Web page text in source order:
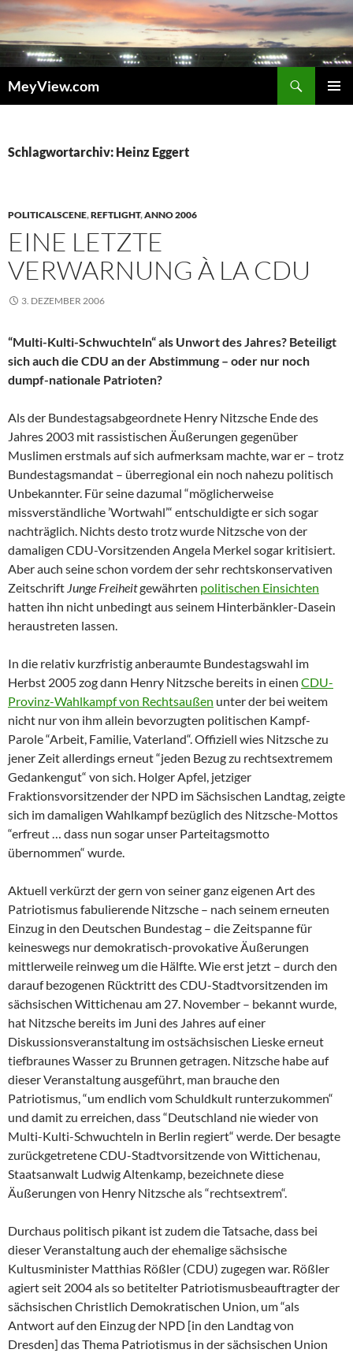
Zum
Inhalt
springen
MeyView.com
Schlagwortarchiv: Heinz Eggert
POLITICALSCENE,REFTLIGHT,ANNO 2006
EINE LETZTE
VERWARNUNG À LA CDU
3. DEZEMBER 2006
“Multi-Kulti-Schwuchteln“ als Unwort des Jahres? Beteiligt
sich auch die CDU an der Abstimmung – oder nur noch
dumpf-nationale Patrioten?
Als der Bundestagsabgeordnete Henry Nitzsche Ende des
Jahres 2003 mit rassistischen Äußerungen gegenüber
Muslimen erstmals auf sich aufmerksam machte, war er – trotz
Bundestagsmandat – überregional ein noch nahezu politisch
Unbekannter. Für seine dazumal “möglicherweise
missverständliche ’Wortwahl’“ entschuldigte er sich sogar
nachträglich. Nichts desto trotz wurde Nitzsche von der
damaligen CDU-Vorsitzenden Angela Merkel sogar kritisiert.
Aber auch seine schon vordem der sehr rechtskonservativen
Zeitschrift Junge Freiheitgewährten politischen Einsichten
hatten ihn nicht unbedingt aus seinem Hinterbänkler-Dasein
heraustreten lassen.
In die relativ kurzfristig anberaumte Bundestagswahl im
Herbst 2005 zog dann Henry Nitzsche bereits in einen CDU-
Provinz-Wahlkampf von Rechtsaußen unter der bei weitem
nicht nur von ihm allein bevorzugten politischen Kampf-
Parole “Arbeit, Familie, Vaterland“. Offiziell wies Nitzsche zu
jener Zeit allerdings erneut “jeden Bezug zu rechtsextremem
Gedankengut“ von sich. Holger Apfel, jetziger
Fraktionsvorsitzender der NPD im Sächsischen Landtag, zeigte
sich im damaligen Wahlkampf bezüglich des Nitzsche-Mottos
“erfreut … dass nun sogar unser Parteitagsmotto
übernommen“ wurde.
Aktuell verkürzt der gern von seiner ganz eigenen Art des
Patriotismus fabulierende Nitzsche – nach seinem erneuten
Einzug in den Deutschen Bundestag – die Zeitspanne für
keineswegs nur demokratisch-provokative Äußerungen
mittlerweile reinweg um die Hälfte. Wie erst jetzt – durch den
darauf bezogenen Rücktritt des CDU-Stadtvorsitzenden im
sächsischen Wittichenau am 27. November – bekannt wurde,
hat Nitzsche bereits im Juni des Jahres auf einer
Diskussionsveranstaltung im ostsächsischen Lieske erneut
tiefbraunes Wasser zu Brunnen getragen. Nitzsche habe auf
dieser Veranstaltung ausgeführt, man brauche den
Patriotismus, “um endlich vom Schuldkult runterzukommen“
und damit zu erreichen, dass “Deutschland nie wieder von
Multi-Kulti-Schwuchteln in Berlin regiert“ werde. Der besagte
zurückgetretene CDU-Stadtvorsitzende von Wittichenau,
Staatsanwalt Ludwig Altenkamp, bezeichnete diese
Äußerungen von Henry Nitzsche als “rechtsextrem“.
Durchaus politisch pikant ist zudem die Tatsache, dass bei
dieser Veranstaltung auch der ehemalige sächsische
Kultusminister Matthias Rößler (CDU) zugegen war. Rößler
agiert seit 2004 als so betitelter Patriotismusbeauftragter der
sächsischen Christlich Demokratischen Union, um “als
Antwort auf den Einzug der NPD [in den Landtag von
Dresden] das Thema Patriotismus in der sächsischen Union